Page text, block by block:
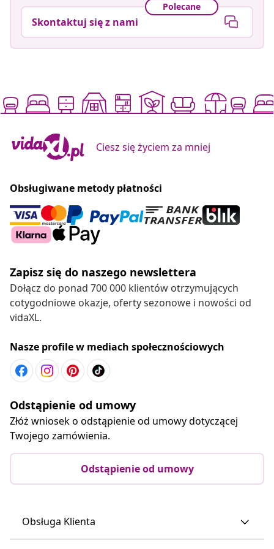
Polecane
Skontaktuj się z nami
Ciesz się życiem za mniej
Obsługiwane metody płatności
Zapisz się do naszego newslettera
Dołącz do ponad 700 000 klientów otrzymujących
cotygodniowe okazje, oferty sezonowe i nowości od
vidaXL.
Nasze profile w mediach społecznościowych
Odstąpienie od umowy
Złóż wniosek o odstąpienie od umowy dotyczącej
Twojego zamówienia.
Odstąpienie od umowy
Obsługa Klienta